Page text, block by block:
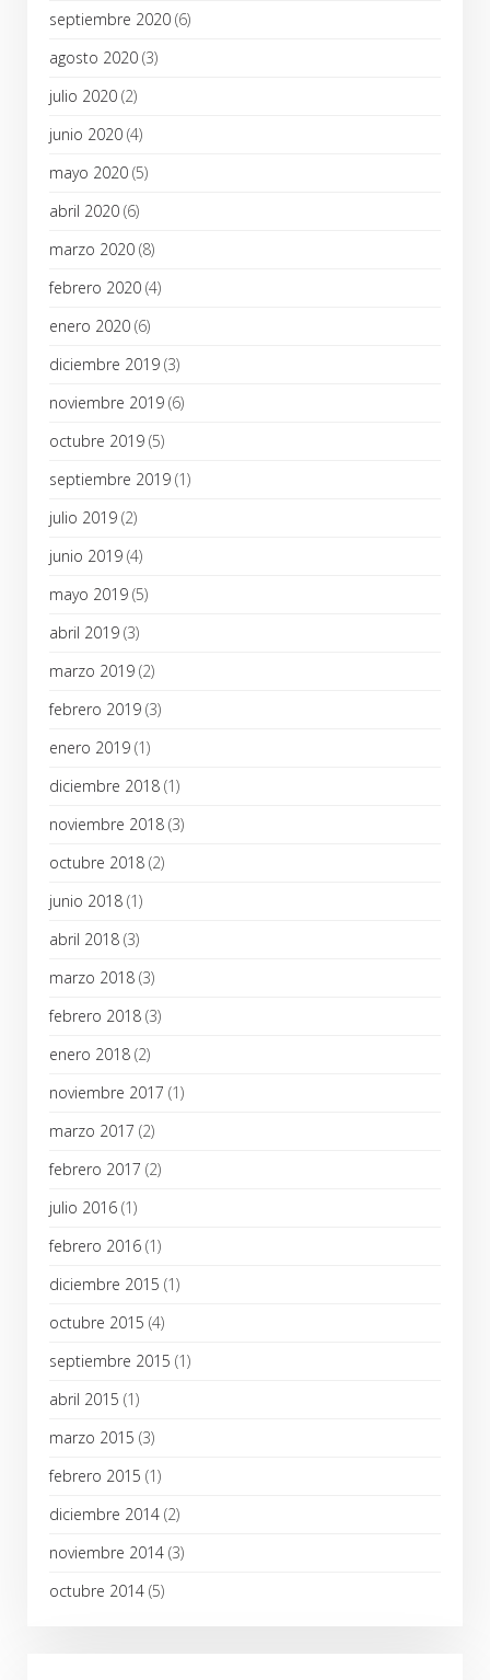
septiembre 2020 (6)
agosto 2020 (3)
julio 2020 (2)
junio 2020 (4)
mayo 2020 (5)
abril 2020 (6)
marzo 2020 (8)
febrero 2020 (4)
enero 2020 (6)
diciembre 2019 (3)
noviembre 2019 (6)
octubre 2019 (5)
septiembre 2019 (1)
julio 2019 (2)
junio 2019 (4)
mayo 2019 (5)
abril 2019 (3)
marzo 2019 (2)
febrero 2019 (3)
enero 2019 (1)
diciembre 2018 (1)
noviembre 2018 (3)
octubre 2018 (2)
junio 2018 (1)
abril 2018 (3)
marzo 2018 (3)
febrero 2018 (3)
enero 2018 (2)
noviembre 2017 (1)
marzo 2017 (2)
febrero 2017 (2)
julio 2016 (1)
febrero 2016 (1)
diciembre 2015 (1)
octubre 2015 (4)
septiembre 2015 (1)
abril 2015 (1)
marzo 2015 (3)
febrero 2015 (1)
diciembre 2014 (2)
noviembre 2014 (3)
octubre 2014 (5)